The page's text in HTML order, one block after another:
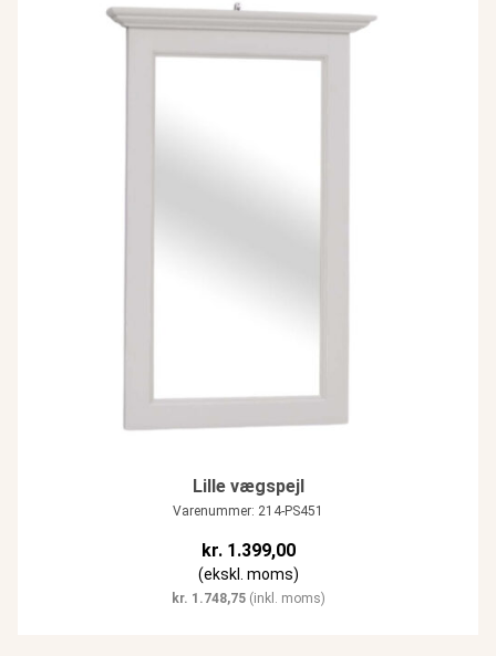
Lille vægspejl
Varenummer: 214-PS451
kr.1.399,00
(ekskl. moms)
kr. 1.748,75(inkl. moms)